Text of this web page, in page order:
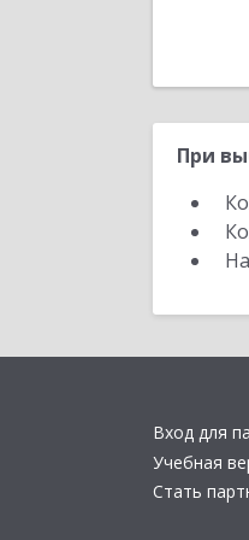
При
Вход для
Учебная
Стать